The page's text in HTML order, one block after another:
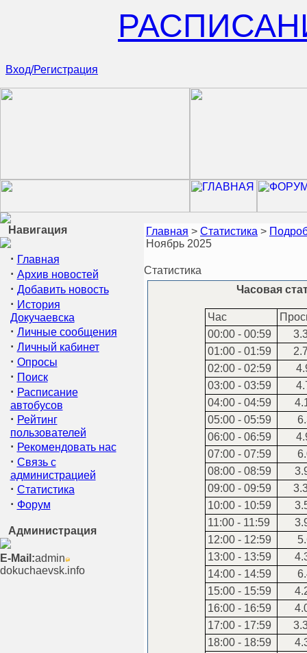
Вход/Регистрация
Навигация
· Главная
· Архив новостей
· Добавить новость
· История
Докучаевска
· Личные сообщения
· Личный кабинет
· Опросы
· Поиск
· Расписание
автобусов
· Рейтинг
пользователей
· Рекомендовать нас
· Связь с
администрацией
· Статистика
· Форум
Администрация
E-Mail:admin
dokuchaevsk.info
Главная > Статистика >
Ноябрь 2025
Статистика
Часовая
Час
00:00 - 00:59
01:00 - 01:59
02:00 - 02:59
03:00 - 03:59
04:00 - 04:59
05:00 - 05:59
06:00 - 06:59
07:00 - 07:59
08:00 - 08:59
09:00 - 09:59
10:00 - 10:59
11:00 - 11:59
12:00 - 12:59
13:00 - 13:59
14:00 - 14:59
15:00 - 15:59
16:00 - 16:59
17:00 - 17:59
18:00 - 18:59